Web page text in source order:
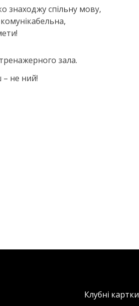
знаходжу спільну мову,
зала.
– не ний!
Клубні картки